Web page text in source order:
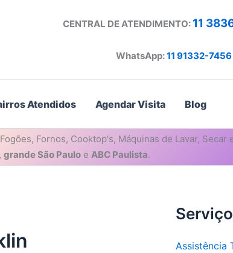
CENTRAL DE ATENDIMENTO: 11
WhatsApp:11 91332-7456
Atendidos Agendar Visita Blog
Fornos, Cooktop's, Máquinas de Lavar, Secar
grande São Pauloe ABC Paulista.
Assistência